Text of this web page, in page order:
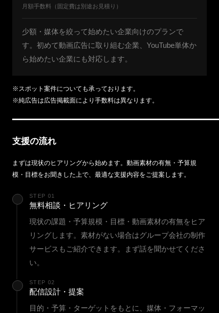
月額手数料（固定費は別途お見積り）
少額・媒体を絞って始めたい企業向けのプランで
す。初めて動画広告に取り組む企業、YouTube単体か
ら始めたい企業にも対応します。
※スポット案件についても承っております。
※純広告は広告掲載面により手数料は異なります。
支援の流れ
まずは現状のヒアリングから始めます。動画素材の有無・予算規
模・目標をお聞きした上で、最適な支援内容をご提案します。
STEP 01
無料相談・ヒアリング
現状の課題・予算規模・目標・動画素材の有無をヒア
リングします。素材がない場合はグループ会社の制作
サービスもご紹介できます。まず話を聞かせてくださ
い。
STEP 02
配信設計・提案
目的・予算・ターゲットをもとに、媒体・フォーマッ